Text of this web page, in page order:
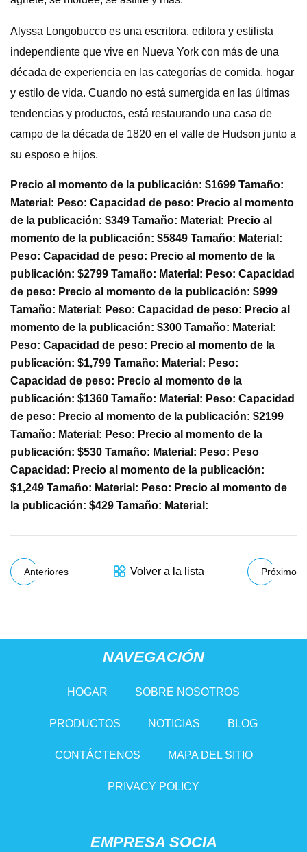
Alyssa Longobucco es una escritora, editora y estilista
independiente que vive en Nueva York con más de una
década de experiencia en las categorías de comida, hogar
y estilo de vida. Cuando no está sumergida en las últimas
tendencias y productos, está restaurando una casa de
campo de la década de 1820 en el valle de Hudson junto a
su esposo e hijos.
Precio al momento de la publicación: $1699 Tamaño:
Material: Peso: Capacidad de peso: Precio al momento
de la publicación: $349 Tamaño: Material: Precio al
momento de la publicación: $5849 Tamaño: Material:
Peso: Capacidad de peso: Precio al momento de la
publicación: $2799 Tamaño: Material: Peso: Capacidad
de peso: Precio al momento de la publicación: $999
Tamaño: Material: Peso: Capacidad de peso: Precio al
momento de la publicación: $300 Tamaño: Material:
Peso: Capacidad de peso: Precio al momento de la
publicación: $1,799 Tamaño: Material: Peso:
Capacidad de peso: Precio al momento de la
publicación: $1360 Tamaño: Material: Peso: Capacidad
de peso: Precio al momento de la publicación: $2199
Tamaño: Material: Peso: Precio al momento de la
publicación: $530 Tamaño: Material: Peso: Peso
Capacidad: Precio al momento de la publicación:
$1,249 Tamaño: Material: Peso: Precio al momento de
la publicación: $429 Tamaño: Material:
Anteriores Volver a la lista Próximo
NAVEGACIÓN
HOGAR SOBRE NOSOTROS
PRODUCTOS NOTICIAS BLOG
CONTÁCTENOS MAPA DEL SITIO
PRIVACY POLICY
EMPRESA SOCIA